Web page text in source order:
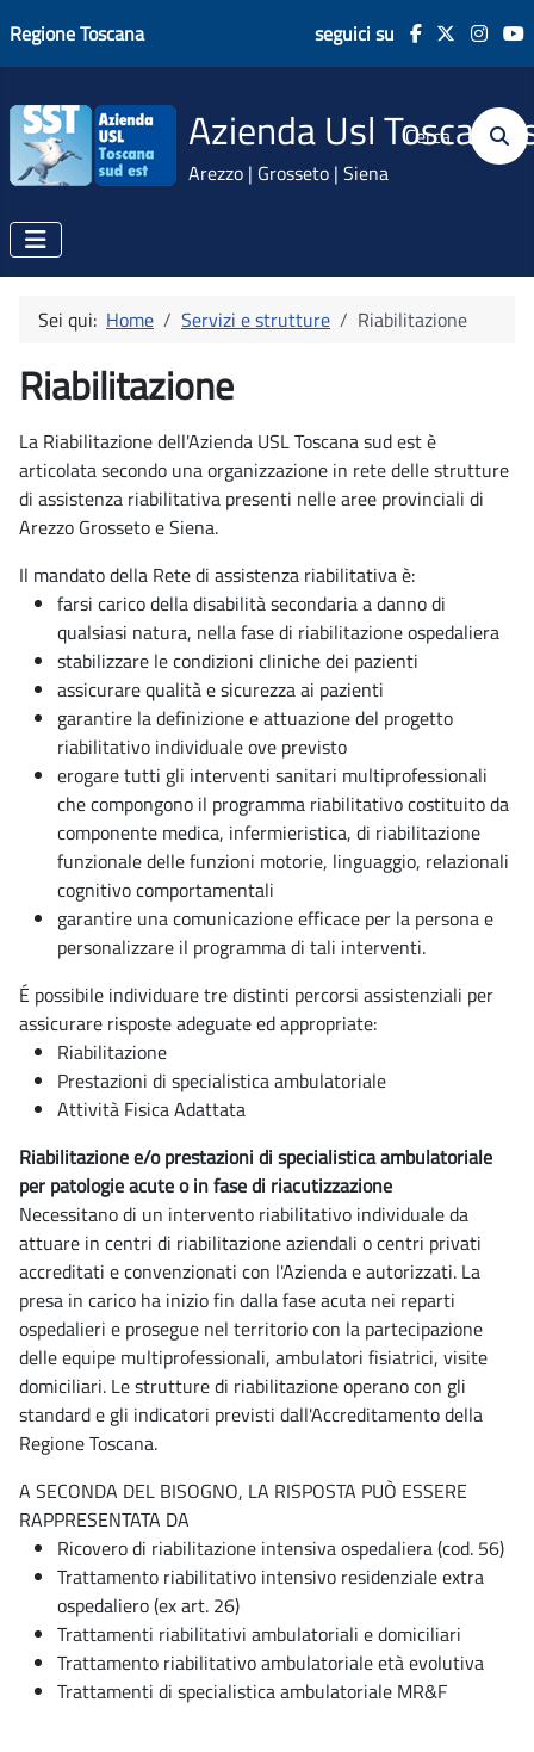
Regione Toscana seguici su
Azienda Usl Toscana
Arezzo | Grosseto | Siena
Cerca
Sei qui: Home Servizi e strutture Riabilitazione
Riabilitazione
La Riabilitazione dell'Azienda USL Toscana sud est è
articolata secondo una organizzazione in rete delle strutture
di assistenza riabilitativa presenti nelle aree provinciali di
Arezzo Grosseto e Siena.
Il mandato della Rete di assistenza riabilitativa è:
farsi carico della disabilità secondaria a danno di
qualsiasi natura, nella fase di riabilitazione ospedaliera
stabilizzare le condizioni cliniche dei pazienti
assicurare qualità e sicurezza ai pazienti
garantire la definizione e attuazione del progetto
riabilitativo individuale ove previsto
erogare tutti gli interventi sanitari multiprofessionali
che compongono il programma riabilitativo costituito da
componente medica, infermieristica, di riabilitazione
funzionale delle funzioni motorie, linguaggio, relazionali
cognitivo comportamentali
garantire una comunicazione efficace per la persona e
personalizzare il programma di tali interventi.
É possibile individuare tre distinti percorsi assistenziali per
assicurare risposte adeguate ed appropriate:
Riabilitazione
Prestazioni di specialistica ambulatoriale
Attività Fisica Adattata
Riabilitazione e/o prestazioni di specialistica ambulatoriale
per patologie acute o in fase di riacutizzazione
Necessitano di un intervento riabilitativo individuale da
attuare in centri di riabilitazione aziendali o centri privati
accreditati e convenzionati con l'Azienda e autorizzati. La
presa in carico ha inizio fin dalla fase acuta nei reparti
ospedalieri e prosegue nel territorio con la partecipazione
delle equipe multiprofessionali, ambulatori fisiatrici, visite
domiciliari. Le strutture di riabilitazione operano con gli
standard e gli indicatori previsti dall'Accreditamento della
Regione Toscana.
A SECONDA DEL BISOGNO, LA RISPOSTA PUÒ ESSERE
RAPPRESENTATA DA
Ricovero di riabilitazione intensiva ospedaliera (cod. 56)
Trattamento riabilitativo intensivo residenziale extra
ospedaliero (ex art. 26)
Trattamenti riabilitativi ambulatoriali e domiciliari
Trattamento riabilitativo ambulatoriale età evolutiva
Trattamenti di specialistica ambulatoriale MR&F